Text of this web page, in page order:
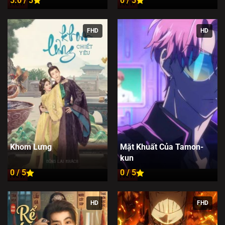
New New
FHD
New
Khom Lưng
0 / 5
HD
New
Mặt Khuất Của Tamon-
kun
0 / 5
HD FHD